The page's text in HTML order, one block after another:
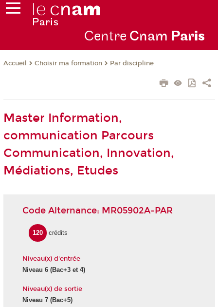
Centre Cnam Paris
Accueil Choisir ma formation Par discipline
Master Information,
communication Parcours
Communication, Innovation,
Médiations, Etudes
Code Alternance: MR05902A-PAR
120 crédits
Niveau(x) d'entrée
Niveau 6(Bac+3 et 4)
Niveau(x) de sortie
Niveau 7(Bac+5)